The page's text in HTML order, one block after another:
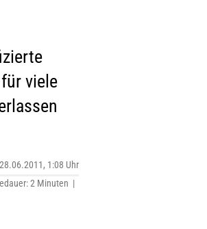
viele
1:08 Uhr
2 Minuten |